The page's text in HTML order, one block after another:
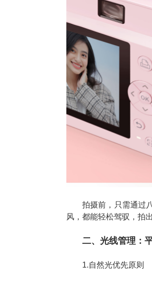
拍摄前，只需通过
风，都能轻松驾驭，拍
二、光线管理：
1.自然光优先原则